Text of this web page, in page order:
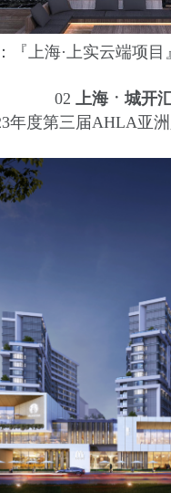
『上海·上实云端项
02 上海 ㆍ 城开
年度第三届AHLA亚